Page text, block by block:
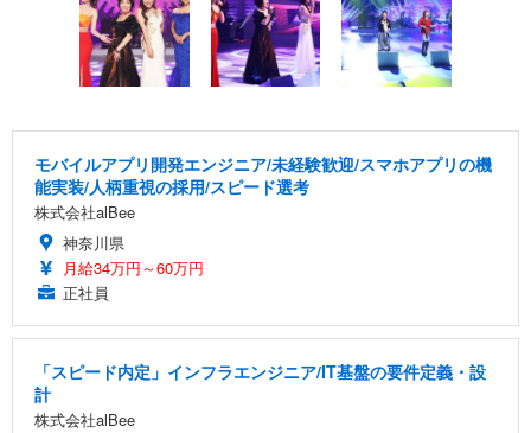
モバイルアプリ開発エンジニア/未経験歓迎/スマホアプリの機
能実装/人柄重視の採用/スピード選考
株式会社alBee
神奈川県
月給34万円～60万円
正社員
「スピード内定」インフラエンジニア/IT基盤の要件定義・設
計
株式会社alBee